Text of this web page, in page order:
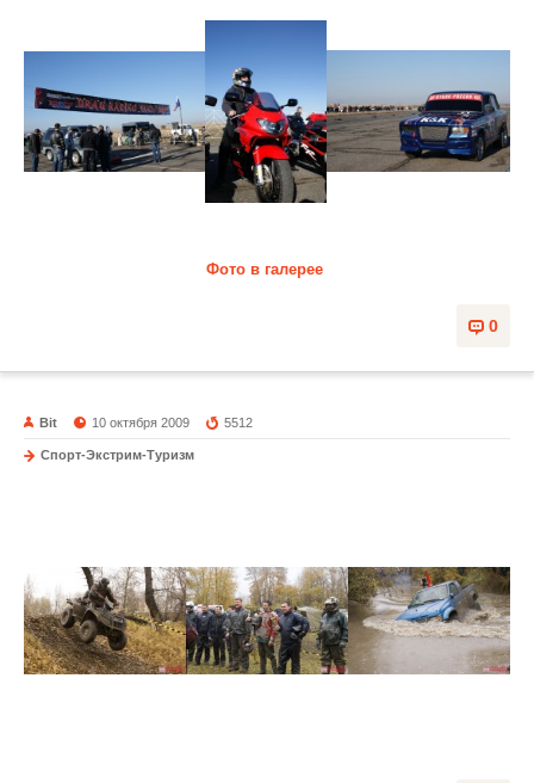
Фото в галерее
0
Bit 10 октября 2009 5512
Спорт-Экстрим-Туризм